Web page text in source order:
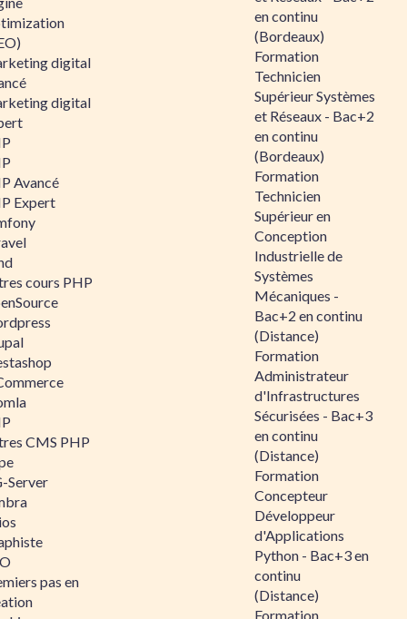
digital
digital
Avancé
Expert
cours PHP
CMS PHP
Server
pas en
en continu
(Bordeaux)
Formation
Technicien
Supérieur Systèmes
et Réseaux - Bac+2
en continu
(Bordeaux)
Formation
Technicien
Supérieur en
Conception
Industrielle de
Systèmes
Mécaniques -
Bac+2 en continu
(Distance)
Formation
Administrateur
d'Infrastructures
Sécurisées - Bac+3
en continu
(Distance)
Formation
Concepteur
Développeur
d'Applications
Python - Bac+3 en
continu
(Distance)
Formation